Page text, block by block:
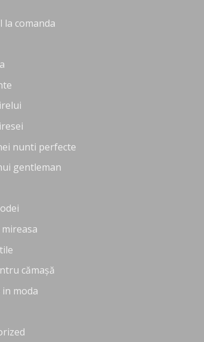
la comanda
nunti perfecte
gentleman
mireasa
cămașă
moda